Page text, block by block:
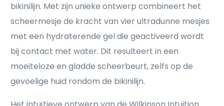
bikinilijn. Met zijn unieke ontwerp combineert het
scheermesje de kracht van vier ultradunne mesjes
met een hydraterende gel die geactiveerd wordt
bij contact met water. Dit resulteert in een
moeiteloze en gladde scheerbeurt, zelfs op de
gevoelige huid rondom de bikinilijn.